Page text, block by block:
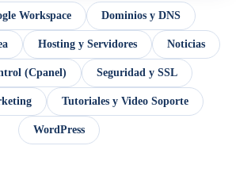
Workspace Dominios y DNS
Hosting y Servidores Noticias
(Cpanel) Seguridad y SSL
Tutoriales y Video Soporte
WordPress